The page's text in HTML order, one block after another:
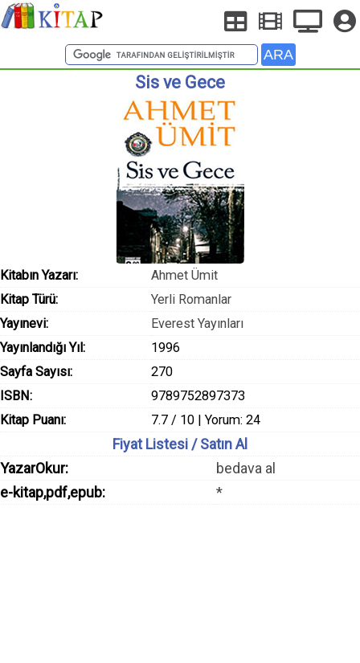
Sis ve Gece
Kitabın Yazarı:
Ahmet Ümit
Kitap Türü:
Yerli Romanlar
Yayınevi:
Everest Yayınları
Yayınlandığı Yıl:
1996
Sayfa Sayısı:
270
ISBN:
9789752897373
Kitap Puanı:
7.7 / 10 | Yorum: 24
Fiyat Listesi / Satın Al
YazarOkur:
bedava al
e-kitap,pdf,epub:
*